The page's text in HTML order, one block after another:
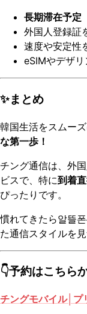
長期滞在予定
外国人登録証
速度や安定性
eSIMやデザ
✨まとめ
韓国生活をスムーズ
な第一歩！
チング通信は、外
ビスで、特に到着
ぴったりです。
慣れてきたら알뜰
た通信スタイルを
👇予約はこちら
チングモバイル│プ